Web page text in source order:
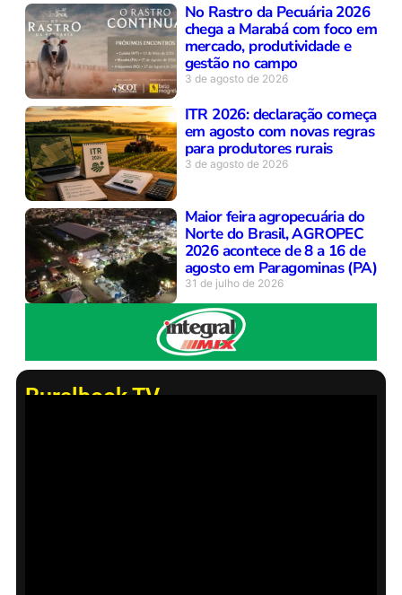
No Rastro da Pecuária 2026
chega a Marabá com foco em
mercado, produtividade e
gestão no campo
3 de agosto de 2026
ITR 2026: declaração começa
em agosto com novas regras
para produtores rurais
3 de agosto de 2026
Maior feira agropecuária do
Norte do Brasil, AGROPEC
2026 acontece de 8 a 16 de
agosto em Paragominas (PA)
31 de julho de 2026
Ruralbook TV